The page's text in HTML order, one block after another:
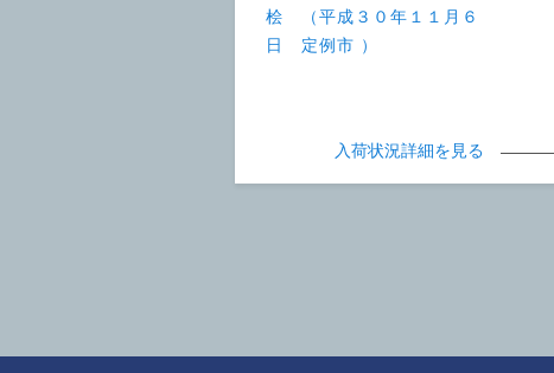
桧 （平成３０年１１月６
日 定例市 ）
入荷状況詳細を見る